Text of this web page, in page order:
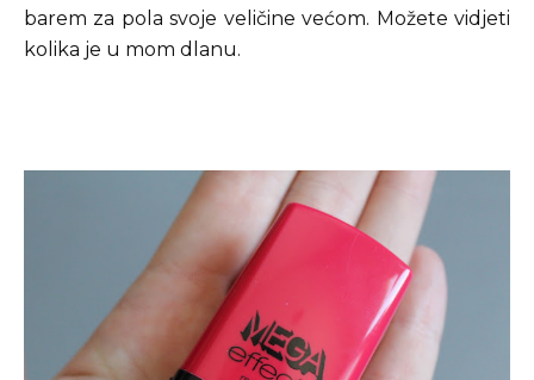
barem za pola svoje veličine većom. Možete vidjeti
kolika je u mom dlanu.